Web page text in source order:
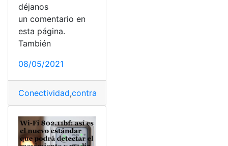
déjanos
un comentario en
esta página.
También
08/05/2021
Conectividad,contraseñas